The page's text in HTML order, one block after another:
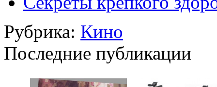
Рубрика: Кино
Последние публикации